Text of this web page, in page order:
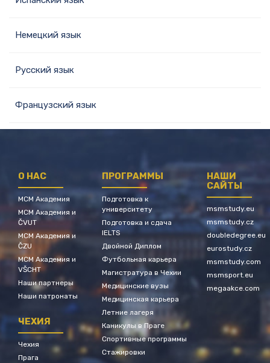
Немецкий язык
Русский язык
Французский язык
О НАС
МСМ Академия
МСМ Академия и
ČVUT
МСМ Академия и
ČZU
МСМ Академия и
VŠCHT
Наши партнеры
Наши патронаты
ЧЕХИЯ
Чехия
Прага
ПРОГРАММЫ
Подготовка к
университету
Подготовка и сдача
IELTS
Двойной Диплом
Футбольная карьера
Магистратура в Чехии
Медицинские вузы
Медицинская карьера
Летние лагеря
Каникулы в Праге
Спортивные программы
Стажировки
НАШИ
САЙТЫ
msmstudy.eu
msmstudy.cz
doubledegree.eu
eurostudy.cz
msmstudy.com
msmsport.eu
megaakce.com